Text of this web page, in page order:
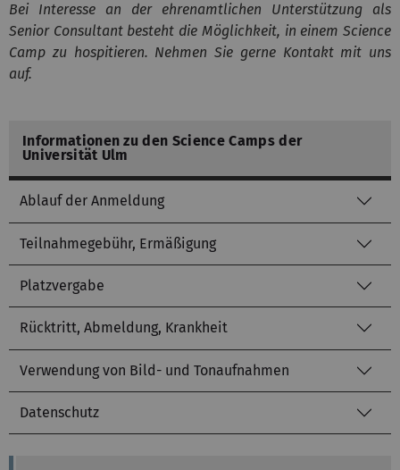
Bei Interesse an der ehrenamtlichen Unterstützung als
Senior Consultant besteht die Möglichkeit, in einem Science
Camp zu hospitieren. Nehmen Sie gerne Kontakt mit uns
auf.
Informationen zu den Science Camps der
Universität Ulm
Ablauf der Anmeldung
Teilnahmegebühr, Ermäßigung
Platzvergabe
Rücktritt, Abmeldung, Krankheit
Verwendung von Bild- und Tonaufnahmen
Datenschutz